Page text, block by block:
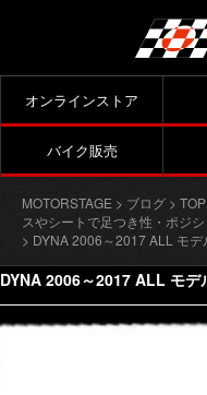
オンラインストア
バイク販売
MOTORSTAGE > ブログ >
スやシートで足つき性・ポジ
> DYNA 2006～2017 ALL モデ
DYNA 2006～2017 ALL モデ